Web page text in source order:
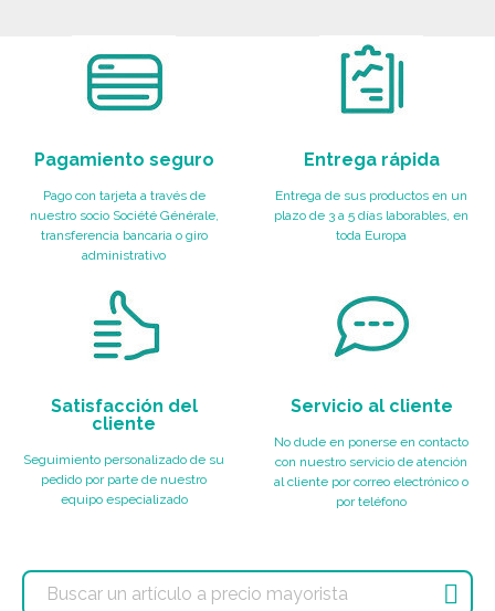
Pagamiento seguro
Pago con tarjeta a través de
nuestro socio Société Générale,
transferencia bancaria o giro
administrativo
Entrega rápida
Entrega de sus productos en un
plazo de 3 a 5 días laborables, en
toda Europa
Satisfacción del
cliente
Seguimiento personalizado de su
pedido por parte de nuestro
equipo especializado
Servicio al cliente
No dude en ponerse en contacto
con nuestro servicio de atención
al cliente por correo electrónico o
por teléfono
